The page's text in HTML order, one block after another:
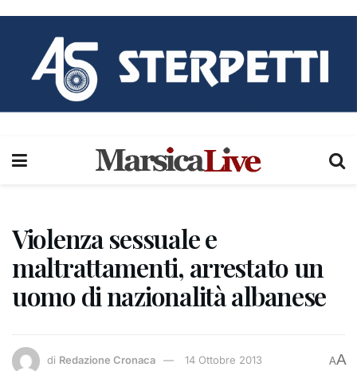
Violenza sessuale e
maltrattamenti, arrestato un
uomo di nazionalità albanese
di Redazione Cronaca 14 Ottobre 2013 AA